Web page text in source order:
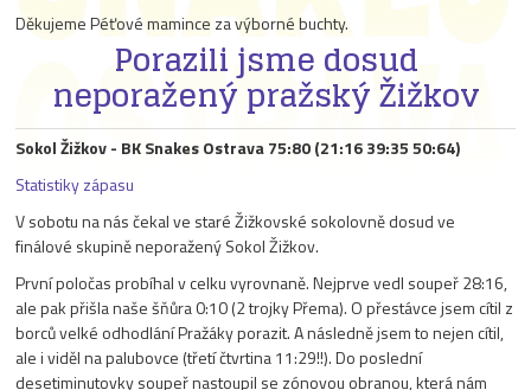
Děkujeme Péťové mamince za výborné buchty.
Porazili jsme dosud
neporažený pražský Žižkov
Sokol Žižkov - BK Snakes Ostrava 75:80 (21:16 39:35 50:64)
Statistiky zápasu
V sobotu na nás čekal ve staré Žižkovské sokolovně dosud ve
finálové skupině neporažený Sokol Žižkov.
První poločas probíhal v celku vyrovnaně. Nejprve vedl soupeř 28:16,
ale pak přišla naše šňůra 0:10 (2 trojky Přema). O přestávce jsem cítil z
borců velké odhodlání Pražáky porazit. A následně jsem to nejen cítil,
ale i viděl na palubovce (třetí čtvrtina 11:29!!). Do poslední
desetiminutovky soupeř nastoupil se zónovou obranou, která nám